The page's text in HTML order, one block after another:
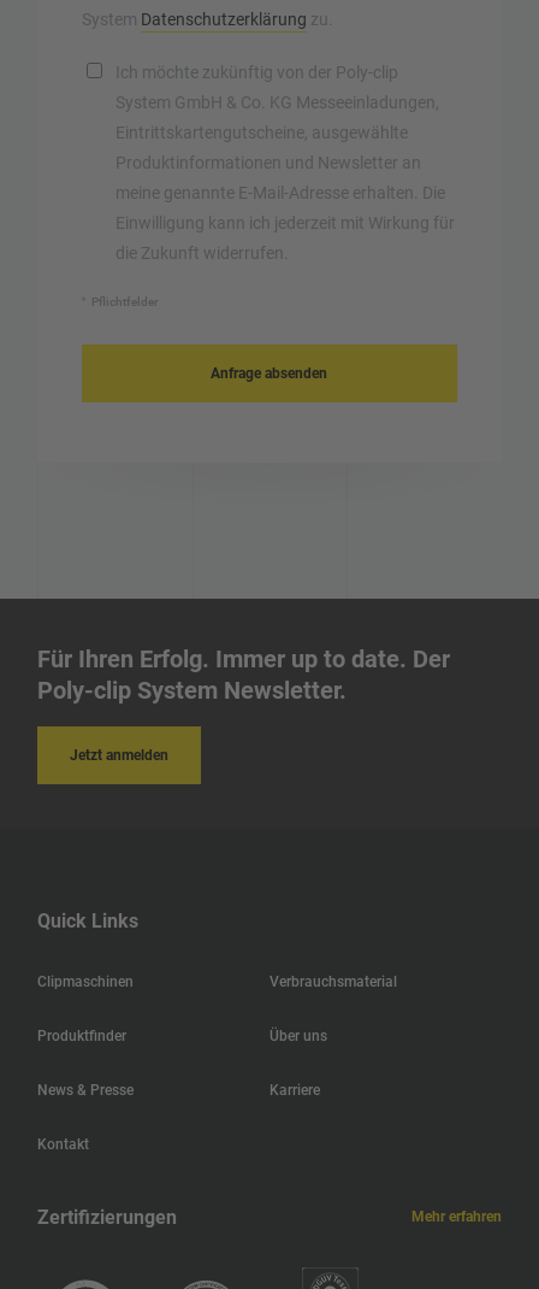
System Datenschutzerklärung zu.
Ich möchte zukünftig von der Poly-clip
System GmbH & Co. KG Messeeinladungen,
Eintrittskartengutscheine, ausgewählte
Produktinformationen und Newsletter an
meine genannte E-Mail-Adresse erhalten. Die
Einwilligung kann ich jederzeit mit Wirkung für
die Zukunft widerrufen.
Pflichtfelder
Für Ihren Erfolg. Immer up to date. Der
Poly-clip System Newsletter.
Jetzt anmelden
Quick Links
Clipmaschinen Verbrauchsmaterial
Produktfinder Über uns
News & Presse Karriere
Kontakt
Zertifizierungen Mehr erfahren